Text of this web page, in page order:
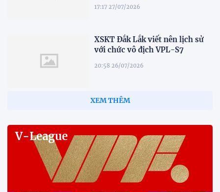
17:17 27/07/2026
XSKT Đắk Lắk viết nên lịch sử
với chức vô địch VPL-S7
20:58 26/07/2026
XEM THÊM
V-League